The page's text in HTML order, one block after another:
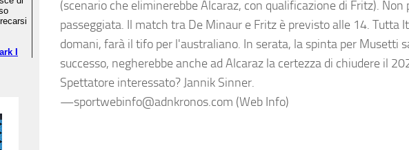
(scenario che eliminerebbe Alcaraz, con qualificazione di Fritz). Non
passeggiata. Il match tra De Minaur e Fritz è previsto alle 14. Tutta
domani, farà il tifo per l'australiano. In serata, la spinta per Musetti
successo, negherebbe anche ad Alcaraz la certezza di chiudere il
Spettatore interessato? Jannik Sinner.
—sportwebinfo@adnkronos.com (Web Info)